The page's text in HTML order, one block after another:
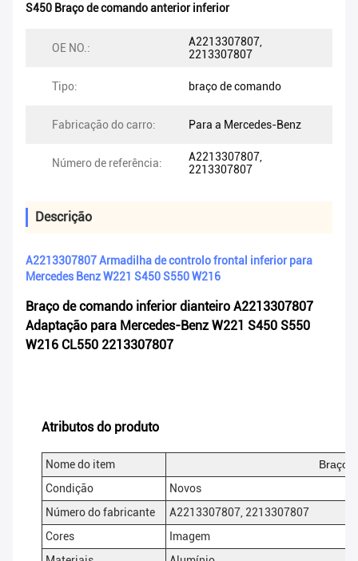
S450 Braço de comando anterior inferior
OE NO.:
A2213307807,
2213307807
Tipo: braço de comando
Fabricação do carro: Para a Mercedes-Benz
Número de referência:
A2213307807,
2213307807
Descrição
A2213307807 Armadilha de controlo frontal inferior para
Mercedes Benz W221 S450 S550 W216
Braço de comando inferior dianteiro A2213307807
Adaptação para Mercedes-Benz W221 S450 S550
W216 CL550 2213307807
Atributos do produto
Nome do item
Braço
Condição
Novos
Número do fabricante
A2213307807, 2213307807
Cores
Imagem